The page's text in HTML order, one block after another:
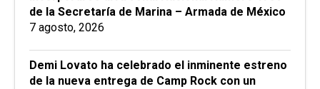
de la Secretaría de Marina – Armada de México
7 agosto, 2026
Demi Lovato ha celebrado el inminente estreno
de la nueva entrega de Camp Rock con un